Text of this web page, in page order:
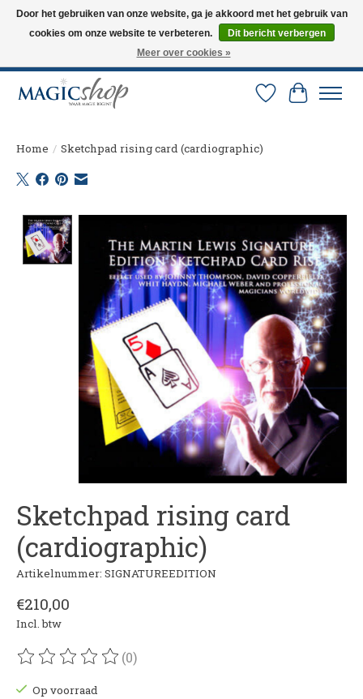
Altijd de nieuwste trucs op voorraad. Snelle verzending via PostNL en DHL.
Langskomen in onze winkel? Bel of mail om een afspraak te maken. 0251-
Verlanglijst
Home / Sketchpad rising card (cardiographic)
Sketchpad rising card
(cardiographic)
Artikelnummer: SIGNATUREEDITION
€210,00
Incl. btw
De beoordeling van dit product is
(0)
Op voorraad
Door het gebruiken van onze website, ga je akkoord met het gebruik van
cookies om onze website te verbeteren.
Dit bericht verbergen
Meer over cookies »